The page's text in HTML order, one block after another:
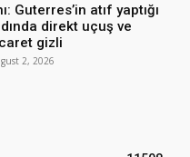
Guterres’in atıf yaptığı
direkt uçuş ve
gizli
2, 2026